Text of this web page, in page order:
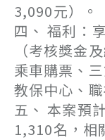
3,090元）。
四、 福利：
（考核獎金
乘車購票、
教保中心、
五、 本案預
1,310名，相